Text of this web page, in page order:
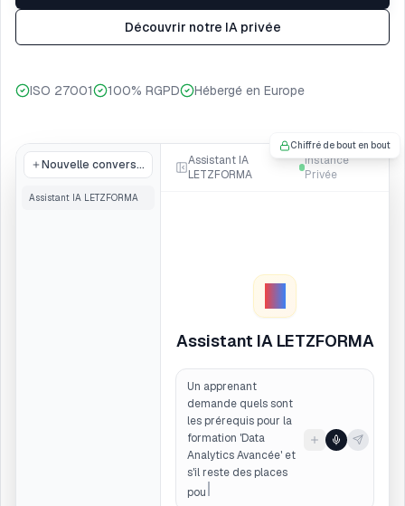
Découvrir notre IA privée
ISO 27001 100% RGPD Hébergé en Europe
Nouvelle conversation
Assistant IA LETZFORMA
Assistant IA
LETZFORMA
Instance
Privée
Chiffré de bout en bout